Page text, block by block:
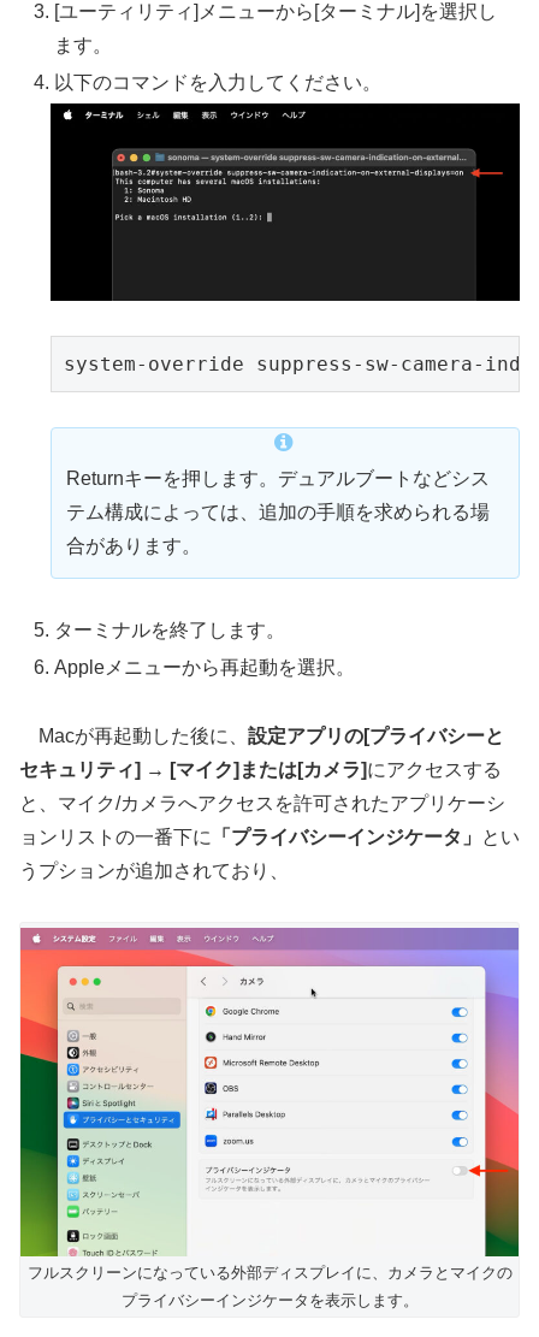
[ユーティリティ]メニューから[ターミナル]を選択し
ます。
以下のコマンドを入力してください。
system-override suppress-sw-camera-
Returnキーを押します。デュアルブートなどシス
テム構成によっては、追加の手順を求められる場
合があります。
ターミナルを終了します。
Appleメニューから再起動を選択。
Macが再起動した後に、 設定アプリの[プライバシーと
セキュリティ] → [マイク]または[カメラ]にアクセスする
と、マイク/カメラへアクセスを許可されたアプリケーシ
ョンリストの一番下に
「プライバシーインジケータ」
とい
うプションが追加されており、
フルスクリーンになっている外部ディスプレイに、カメラとマイクの
プライバシーインジケータを表示します。